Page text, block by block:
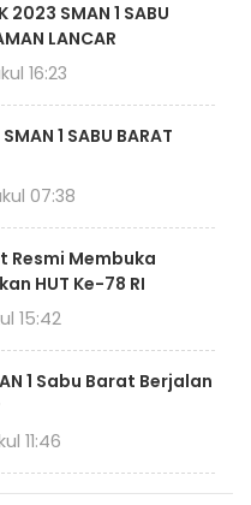
2023 SMAN 1 SABU
LANCAR
16:23
1 SABU BARAT
07:38
Resmi Membuka
HUT Ke-78 RI
15:42
1 Sabu Barat Berjalan
11:46